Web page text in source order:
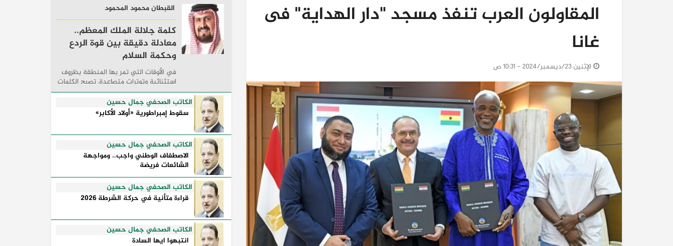
المقاولون العرب تنفذ مسجد "دار الهداية" فى
غانا
الإثنين 23/ديسمبر/2024 - 10:31 ص
القبطان محمود المحمود
كلمة جلالة الملك المعظم..
معادلة دقيقة بين قوة الردع
وحكمة السلام
في الأوقات التي تمر بها المنطقة بظروف
استثنائية وتوترات متصاعدة، تصبح الكلمات
السياسية أكثر من مجرد مواقف معلنة؛ فهي
تكشف طريقة تفكير الدول، وكيفية إدارتها
للأزمات، والحدود التي تفصل بين القوة ...
الكاتب الصحفي جمال حسين
سقوط إمبراطورية «أولاد الأكابر»
الكاتب الصحفي جمال حسين
الاصطفاف الوطني واجب.. ومواجهة
الشائعات فريضة
الكاتب الصحفي جمال حسين
قراءة متأنية في حركة الشرطة 2026
الكاتب الصحفي جمال حسين
انتبهوا ايها السادة